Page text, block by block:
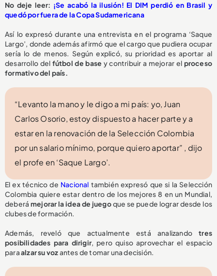
No deje leer: ¡Se acabó la ilusión! El DIM perdió en Brasil y
quedó por fuera de la Copa Sudamericana
Así lo expresó durante una entrevista en el programa ‘Saque
Largo’, donde además afirmó que el cargo que pudiera ocupar
sería lo de menos. Según explicó, su prioridad es aportar al
desarrollo del fútbol de base y contribuir a mejorar el proceso
formativo del país.
“Levanto la mano y le digo a mi país: yo, Juan
Carlos Osorio, estoy dispuesto a hacer parte y a
estar en la renovación de la Selección Colombia
por un salario mínimo, porque quiero aportar” , dijo
el profe en ‘Saque Largo’.
El ex técnico de Nacional también expresó que si la Selección
Colombia quiere estar dentro de los mejores 8 en un Mundial,
deberá mejorar la idea de juegoque se puede lograr desde los
clubes de formación.
Además, reveló que actualmente está analizandotres
posibilidades para dirigir, pero quiso aprovechar el espacio
paraalzar su vozantes de tomar una decisión.